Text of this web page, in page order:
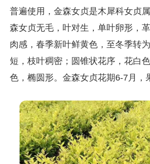
普遍使用，金森女贞是木犀科女贞
森女贞无毛，叶对生，单叶卵形，
肉感，春季新叶鲜黄色，至冬季转
短，枝叶稠密；圆锥状花序，花白
色，椭圆形。金森女贞花期6-7月，